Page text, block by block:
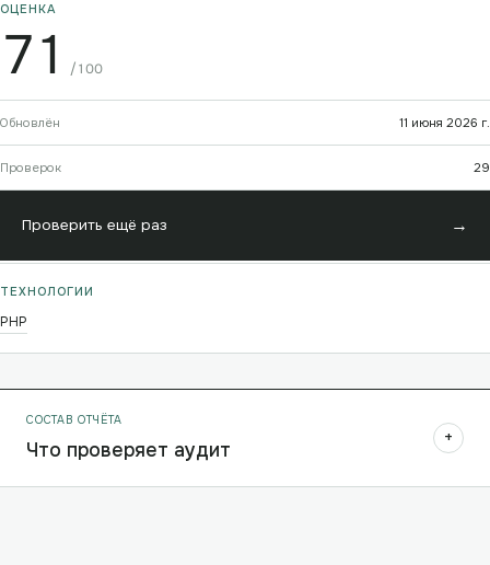
ОЦЕНКА
71 /100
Обновлён 11 июня 2026 г.
Проверок 29
Проверить ещё раз →
ТЕХНОЛОГИИ
PHP
СОСТАВ ОТЧЁТА
Что проверяет аудит +